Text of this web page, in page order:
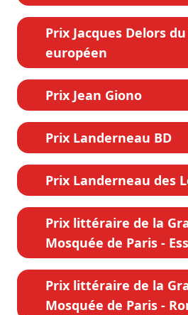
Prix Jacques Delors
européen
Prix Jean Giono
Prix Landerneau BD
Prix Landerneau des
Prix littéraire de la
Mosquée de Paris -
Prix littéraire de la
Mosquée de Paris -